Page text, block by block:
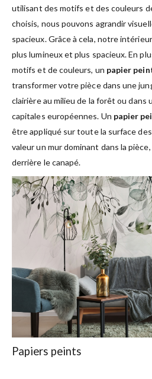
utilisant des motifs et des couleurs
choisis, nous pouvons agrandir
spacieux. Grâce à cela, notre
plus lumineux et plus spacieux. En
motifs et de couleurs, un papier
transformer votre pièce dans une
clairière au milieu de la forêt ou dans
capitales européennes. Un papier
être appliqué sur toute la surface
valeur un mur dominant dans la
derrière le canapé.
Papiers peints